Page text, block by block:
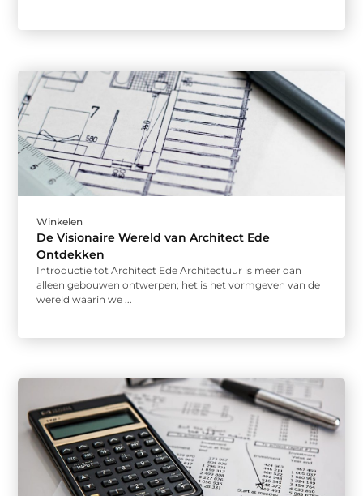
Winkelen
De Visionaire Wereld van Architect Ede
Ontdekken
Introductie tot Architect Ede Architectuur is meer dan
alleen gebouwen ontwerpen; het is het vormgeven van de
wereld waarin we ...